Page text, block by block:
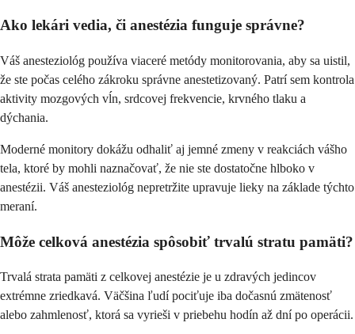
Ako lekári vedia, či anestézia funguje správne?
Váš anesteziológ používa viaceré metódy monitorovania, aby sa uistil,
že ste počas celého zákroku správne anestetizovaný. Patrí sem kontrola
aktivity mozgových vĺn, srdcovej frekvencie, krvného tlaku a
dýchania.
Moderné monitory dokážu odhaliť aj jemné zmeny v reakciách vášho
tela, ktoré by mohli naznačovať, že nie ste dostatočne hlboko v
anestézii. Váš anesteziológ nepretržite upravuje lieky na základe týchto
meraní.
Môže celková anestézia spôsobiť trvalú stratu pamäti?
Trvalá strata pamäti z celkovej anestézie je u zdravých jedincov
extrémne zriedkavá. Väčšina ľudí pociťuje iba dočasnú zmätenosť
alebo zahmlenosť, ktorá sa vyrieši v priebehu hodín až dní po operácii.